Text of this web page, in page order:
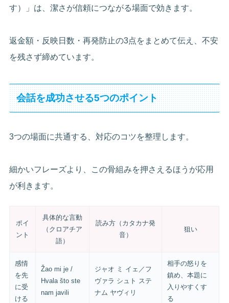
す）」は、潔さが信頼につながる場面で効きます。
返金額・反映日数・再発防止の3点をまとめて伝え、不安
を残さず締めています。
会話を成功させる5つのポイント
3つの場面に共通する、対応のコツを整理します。
細かいフレーズより、この骨組みを押さえるほうが応用
が利きます。
ポイ
ント
具体的な言動
（クロアチア
語）
読み方（カタカナ発
音）
狙い
感情
を先
に受
ける
Žao mi je /
Hvala što ste
nam javili
ジャオ ミ イェ／フ
ヴァラ シュト ステ
ナム ヤヴィリ
相手の怒りを
鎮め、本題に
入りやすくす
る